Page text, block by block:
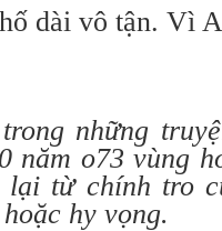
dài vô tận. Vì
những
năm o73 vùng
lại từ chính tro
hy vọng.